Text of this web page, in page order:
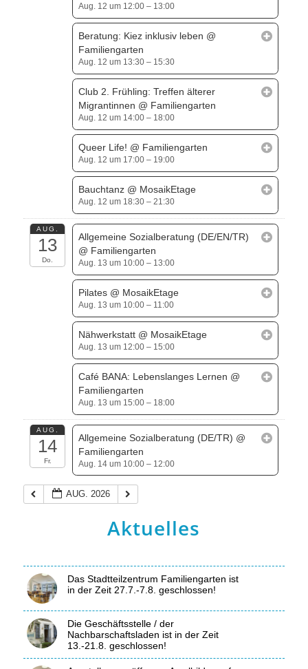
Aug. 12 um 12:00 – 13:00
Beratung: Kiez inklusiv leben @
Familiengarten
Aug. 12 um 13:30 – 15:30
Club 2. Frühling: Treffen älterer
Migrantinnen @ Familiengarten
Aug. 12 um 14:00 – 18:00
Queer Life! @ Familiengarten
Aug. 12 um 17:00 – 19:00
Bauchtanz @ MosaikEtage
Aug. 12 um 18:30 – 21:30
AUG.
13
Do.
Allgemeine Sozialberatung (DE/EN/TR)
@ Familiengarten
Aug. 13 um 10:00 – 13:00
Pilates @ MosaikEtage
Aug. 13 um 10:00 – 11:00
Nähwerkstatt @ MosaikEtage
Aug. 13 um 12:00 – 15:00
Café BANA: Lebenslanges Lernen @
Familiengarten
Aug. 13 um 15:00 – 18:00
AUG.
14
Fr.
Allgemeine Sozialberatung (DE/TR) @
Familiengarten
Aug. 14 um 10:00 – 12:00
AUG. 2026
Aktuelles
Das Stadtteilzentrum Familiengarten ist
in der Zeit 27.7.-7.8. geschlossen!
Die Geschäftsstelle / der
Nachbarschaftsladen ist in der Zeit
13.-21.8. geschlossen!